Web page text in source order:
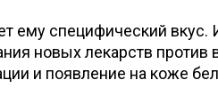
ему специфический вкус.
новых лекарств против
и появление на коже